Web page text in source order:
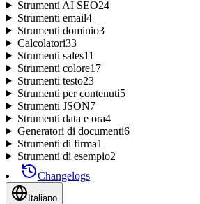
Strumenti AI SEO24
Strumenti email4
Strumenti dominio3
Calcolatori33
Strumenti sales11
Strumenti colore17
Strumenti testo23
Strumenti per contenuti5
Strumenti JSON7
Strumenti data e ora4
Generatori di documenti6
Strumenti di firma1
Strumenti di esempio2
Changelogs
Italiano